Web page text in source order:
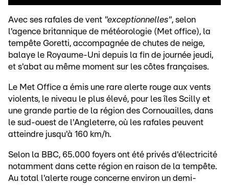
Avec ses rafales de vent "exceptionnelles", selon
l'agence britannique de météorologie (Met office), la
tempête Goretti, accompagnée de chutes de neige,
balaye le Royaume-Uni depuis la fin de journée jeudi,
et s'abat au même moment sur les côtes françaises.
Le Met Office a émis une rare alerte rouge aux vents
violents, le niveau le plus élevé, pour les îles Scilly et
une grande partie de la région des Cornouailles, dans
le sud-ouest de l'Angleterre, où les rafales peuvent
atteindre jusqu'à 160 km/h.
Selon la BBC, 65.000 foyers ont été privés d'électricité
notamment dans cette région en raison de la tempête.
Au total l'alerte rouge concerne environ un demi-